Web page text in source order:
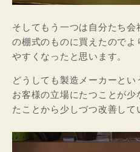
そしてもう一つは自分たち
の棚式のものに買えたのでよ
やすくなったと思います。
どうしても製造メーカーと
お客様の立場にたつことが少
たことから少しづつ改善して